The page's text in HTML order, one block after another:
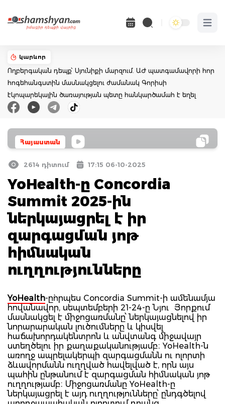
Open
կարևոր
Ողբերգական դեպք՝ Սյունիքի մարզում. ԱԺ պատգամավորի հոր
հոգեհանգստին մասնակցելու ժամանակ Գորիսի
էկոպարեկային ծառայության պետը հանկարծամահ է եղել
Հայաստան
2614 դիտում 17:15 06-10-2025
YoHealth-ը Concordia
Summit 2025-ին
ներկայացրել է իր
զարգացման յոթ
հիմնական
ուղղությունները
YoHealth-ը`որպես Concordia Summit-ի ամենամյա
հովանավոր, սեպտեմբերի 21-24-ը Նյու Յորքում
մասնակցել է միջոցառմանը՝ ներկայացնելով իր
նորարարական լուծումները և կիսվել
հաճախորդակենտրոն և անվտանգ միջավայր
ստեղծելու իր քաղաքականությամբ։ YoHealth-ն
առողջ ապրելակերպի զարգացմանն ու ոլորտի
ձևավորմանն ուղղված հավելված է, որն այս
պահին ընթանում է զարգացման հիմնական յոթ
ուղղությամբ։ Միջոցառմանը YoHealth-ը
ներկայացրել է այդ ուղղությունները՝ ընդգծելով